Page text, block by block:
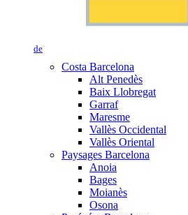
de
Costa Barcelona
Alt Penedès
Baix Llobregat
Garraf
Maresme
Vallès Occidental
Vallès Oriental
Paysages Barcelona
Anoia
Bages
Moianès
Osona